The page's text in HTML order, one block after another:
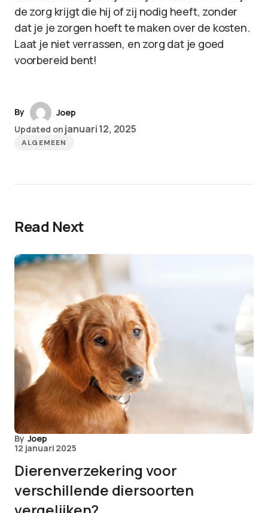
de zorg krijgt die hij of zij nodig heeft, zonder
dat je je zorgen hoeft te maken over de kosten.
Laat je niet verrassen, en zorg dat je goed
voorbereid bent!
By
Joep
Updated on januari 12, 2025
ALGEMEEN
Read Next
By Joep
12 januari 2025
Dierenverzekering voor
verschillende diersoorten